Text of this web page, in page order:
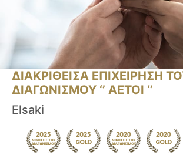
ΔΙΑΚΡΙΘΕΙΣΑ ΕΠΙΧΕΙΡΗΣΗ
ΔΙΑΓΩΝΙΣΜΟΥ ‘’ ΑΕΤΟΙ ‘’
Elsaki